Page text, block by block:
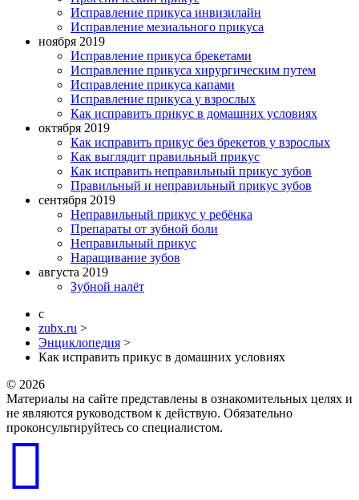
Исправление прикуса инвизилайн
Исправление мезиального прикуса
ноября 2019
Исправление прикуса брекетами
Исправление прикуса хирургическим путем
Исправление прикуса капами
Исправление прикуса у взрослых
Как исправить прикус в домашних условиях
октября 2019
Как исправить прикус без брекетов у взрослых
Как выглядит правильный прикус
Как исправить неправильный прикус зубов
Правильный и неправильный прикус зубов
сентября 2019
Неправильный прикус у ребёнка
Препараты от зубной боли
Неправильный прикус
Наращивание зубов
августа 2019
Зубной налёт
zubx.ru >
Энциклопедия >
Как исправить прикус в домашних условиях
© 2026
Материалы на сайте представлены в ознакомительных целях и
не являются руководством к действую. Обязательно
проконсультируйтесь со специалистом.